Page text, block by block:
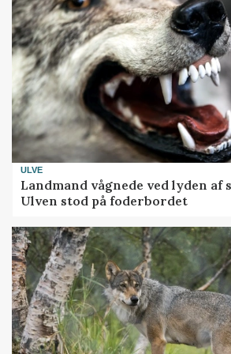
ULVE
Landmand vågnede ved lyden af
Ulven stod på foderbordet